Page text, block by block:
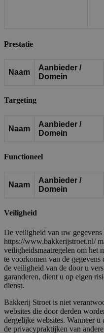
Prestatie
Naam
Aanbieder /
Domein
Targeting
Naam
Aanbieder /
Domein
Functioneel
Naam
Aanbieder /
Domein
Veiligheid
De veiligheid van uw
https://www.bakkerijstroet.nl/
veiligheidsmaatregelen om het
te voorkomen van de
de veiligheid van de door u
garanderen, dient u op eigen
dienst.
Bakkerij Stroet is niet
websites die door derden
dergelijke websites. Wanneer u
de privacypraktijken van